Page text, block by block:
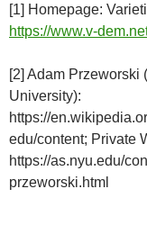
[1] Homepage:
https://www.v-
[2] Adam Przeworski
University):
https://
edu/content; Private
https://as.nyu.edu/
przeworski.html